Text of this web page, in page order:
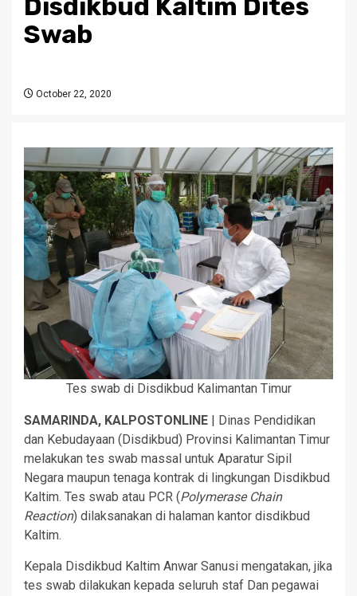
Disdikbud Kaltim Dites
Swab
October 22, 2020
Tes swab di Disdikbud Kalimantan Timur
SAMARINDA, KALPOSTONLINE | Dinas Pendidikan
dan Kebudayaan (Disdikbud) Provinsi Kalimantan Timur
melakukan tes swab massal untuk Aparatur Sipil
Negara maupun tenaga kontrak di lingkungan Disdikbud
Kaltim. Tes swab atau PCR (Polymerase Chain
Reaction) dilaksanakan di halaman kantor disdikbud
Kaltim.
Kepala Disdikbud Kaltim Anwar Sanusi mengatakan, jika
tes swab dilakukan kepada seluruh staf Dan pegawai